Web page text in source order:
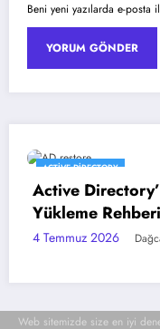
Beni yeni yazılarda e-posta
EXCHANGE SERVER
Exchange
Yenilikler ve
3 Temmuz 2026
Web sitemizde size en iyi